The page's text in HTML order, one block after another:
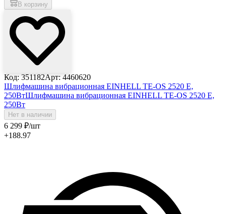
В корзину
Код: 351182Арт: 4460620
Шлифмашина вибрационная EINHELL TE-OS 2520 E,
250ВтШлифмашина вибрационная EINHELL TE-OS 2520 E,
250Вт
Нет в наличии
6 299 ₽/шт
+188.97